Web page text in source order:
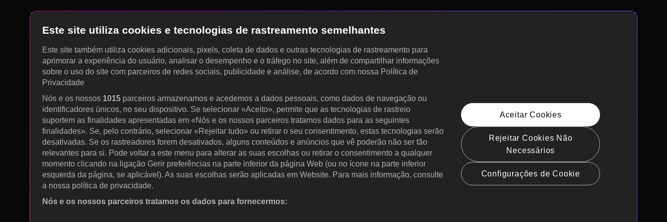
Este site utiliza cookies e tecnologias de rastreamento semelhantes
Este site também utiliza cookies adicionais, pixels, coleta de dados e outras tecnologias de rastreamento para
aprimorar a experiência do usuário, analisar o desempenho e o tráfego no site, além de compartilhar informações
sobre o uso do site com parceiros de redes sociais, publicidade e análise, de acordo com nossa Política de
Privacidade
Nós e os nossos 1015 parceiros armazenamos e acedemos a dados pessoais, como dados de navegação ou
identificadores únicos, no seu dispositivo. Se selecionar «Aceito», permite que as tecnologias de rastreio
suportem as finalidades apresentadas em «Nós e os nossos parceiros tratamos dados para as seguintes
finalidades». Se, pelo contrário, selecionar «Rejeitar tudo» ou retirar o seu consentimento, estas tecnologias serão
desativadas. Se os rastreadores forem desativados, alguns conteúdos e anúncios que vê poderão não ser tão
relevantes para si. Pode voltar a este menu para alterar as suas escolhas ou retirar o consentimento a qualquer
momento clicando na ligação Gerir preferências na parte inferior da página Web (ou no ícone na parte inferior
esquerda da página, se aplicável). As suas escolhas serão aplicadas em Website. Para mais informação, consulte
a nossa política de privacidade.
Nós e os nossos parceiros tratamos os dados para fornecermos:
Aceitar Cookies
Rejeitar Cookies Não
Necessários
Configurações de Cookie